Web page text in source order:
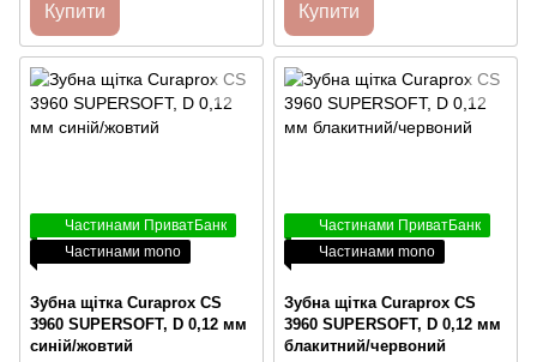
Купити Купити
Частинами ПриватБанк
Частинами mono
Зубна щітка Curaprox CS
3960 SUPERSOFT, D 0,12 мм
синій/жовтий
Частинами ПриватБанк
Частинами mono
Зубна щітка Curaprox CS
3960 SUPERSOFT, D 0,12 мм
блакитний/червоний